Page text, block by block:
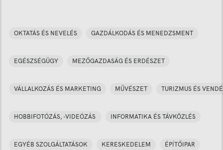
OKTATÁS ÉS NEVELÉS GAZDÁLKODÁS ÉS MENEDZSMENT
EGÉSZSÉGÜGY MEZŐGAZDASÁG ÉS ERDÉSZET
VÁLLALKOZÁS ÉS MARKETING MŰVÉSZET TURIZMUS ÉS
HOBBIFOTÓZÁS, -VIDEÓZÁS INFORMATIKA ÉS TÁVKÖZLÉS
EGYÉB SZOLGÁLTATÁSOK KERESKEDELEM ÉPÍTŐIPAR